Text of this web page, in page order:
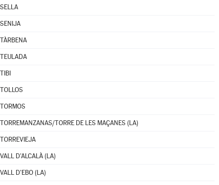
SELLA
SENIJA
TÀRBENA
TEULADA
TIBI
TOLLOS
TORMOS
TORREMANZANAS/TORRE DE LES MAÇANES (LA)
TORREVIEJA
VALL D'ALCALÀ (LA)
VALL D'EBO (LA)